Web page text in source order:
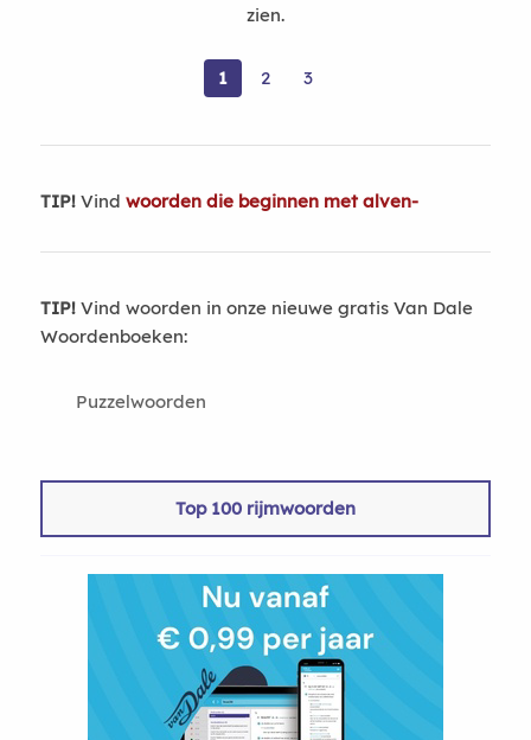
zien.
1 2 3
TIP!Vind woorden die beginnen met alven-
TIP!Vind woorden in onze nieuwe gratis Van Dale
Woordenboeken:
Puzzelwoorden
Top 100 rijmwoorden